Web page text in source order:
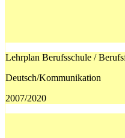
Lehrplan Berufsschule /
Deutsch/Kommunikation
2007/2020